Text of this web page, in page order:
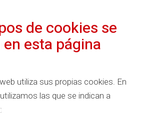
de cookies se
esta página
utiliza sus propias cookies. En
las que se indican a